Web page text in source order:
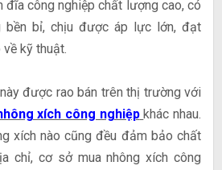
đĩa công nghiệp chất lượng cao, có
bền bỉ, chịu được áp lực lớn, đạt
kỹ thuật.
được rao bán trên thị trường với
xích công nghiệp khác nhau.
xích nào cũng đều đảm bảo chất
chỉ, cơ sở mua nhông xích công